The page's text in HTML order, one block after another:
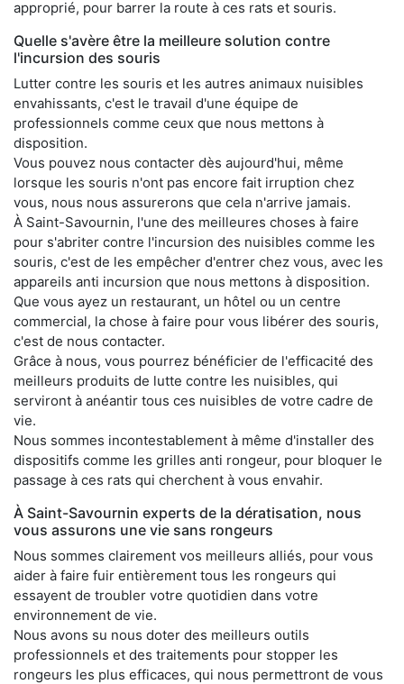
approprié, pour barrer la route à ces rats et souris.
Quelle s'avère être la meilleure solution contre
l'incursion des souris
Lutter contre les souris et les autres animaux nuisibles
envahissants, c'est le travail d'une équipe de
professionnels comme ceux que nous mettons à
disposition.
Vous pouvez nous contacter dès aujourd'hui, même
lorsque les souris n'ont pas encore fait irruption chez
vous, nous nous assurerons que cela n'arrive jamais.
À Saint-Savournin, l'une des meilleures choses à faire
pour s'abriter contre l'incursion des nuisibles comme les
souris, c'est de les empêcher d'entrer chez vous, avec les
appareils anti incursion que nous mettons à disposition.
Que vous ayez un restaurant, un hôtel ou un centre
commercial, la chose à faire pour vous libérer des souris,
c'est de nous contacter.
Grâce à nous, vous pourrez bénéficier de l'efficacité des
meilleurs produits de lutte contre les nuisibles, qui
serviront à anéantir tous ces nuisibles de votre cadre de
vie.
Nous sommes incontestablement à même d'installer des
dispositifs comme les grilles anti rongeur, pour bloquer le
passage à ces rats qui cherchent à vous envahir.
À Saint-Savournin experts de la dératisation, nous
vous assurons une vie sans rongeurs
Nous sommes clairement vos meilleurs alliés, pour vous
aider à faire fuir entièrement tous les rongeurs qui
essayent de troubler votre quotidien dans votre
environnement de vie.
Nous avons su nous doter des meilleurs outils
professionnels et des traitements pour stopper les
rongeurs les plus efficaces, qui nous permettront de vous